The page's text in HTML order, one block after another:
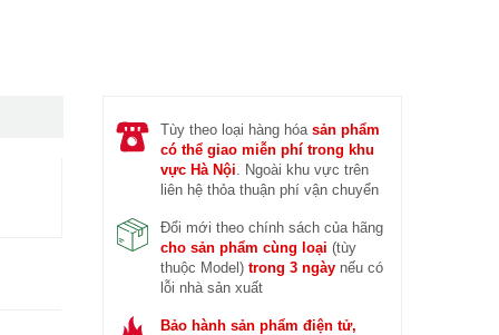
Tùy theo loại hàng hóa sản phẩm
có thể giao miễn phí trong khu
vực Hà Nội . Ngoài khu vực trên
liên hệ thỏa thuận phí vận chuyển
Đổi mới theo chính sách của hãng
cho sản phẩm cùng loại (tùy
thuộc Model) trong 3 ngàynếu có
lỗi nhà sản xuất
Bảo hành sản phẩm điện tử,